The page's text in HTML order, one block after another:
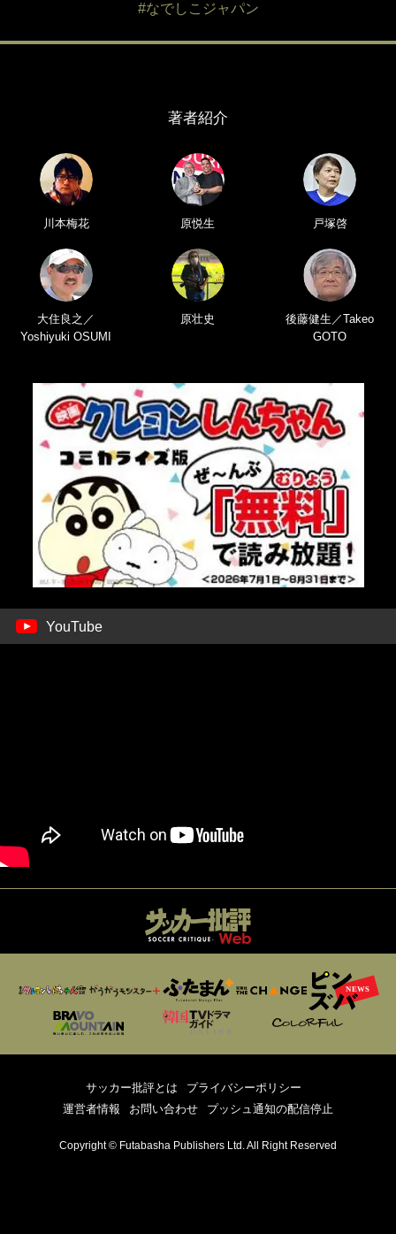
#なでしこジャパン
著者紹介
川本梅花 原悦生 戸塚啓
大住良之／
Yoshiyuki OSUMI
原壮史
後藤健生／Takeo
GOTO
YouTube
サッカー批評とは
プライバシーポリシー
運営者情報
お問い合わせ プッシュ通知の配信停止
Copyright © Futabasha Publishers Ltd. All Right Reserved